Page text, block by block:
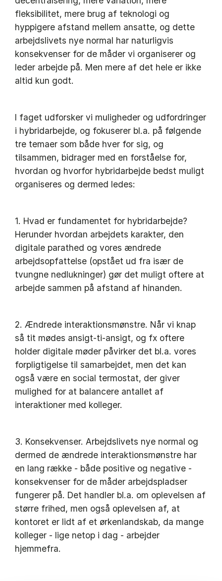
fleksibilitet, mere brug af teknologi og
hyppigere afstand mellem ansatte, og dette
arbejdslivets nye normal har naturligvis
konsekvenser for de måder vi organiserer og
leder arbejde på. Men mere af det hele er ikke
altid kun godt.
I faget udforsker vi muligheder og udfordringer
i hybridarbejde, og fokuserer bl.a. på følgende
tre temaer som både hver for sig, og
tilsammen, bidrager med en forståelse for,
hvordan og hvorfor hybridarbejde bedst muligt
organiseres og dermed ledes:
1. Hvad er fundamentet for hybridarbejde?
Herunder hvordan arbejdets karakter, den
digitale parathed og vores ændrede
arbejdsopfattelse (opstået ud fra især de
tvungne nedlukninger) gør det muligt oftere at
arbejde sammen på afstand af hinanden.
2. Ændrede interaktionsmønstre. Når vi knap
så tit mødes ansigt-ti-ansigt, og fx oftere
holder digitale møder påvirker det bl.a. vores
forpligtigelse til samarbejdet, men det kan
også være en social termostat, der giver
mulighed for at balancere antallet af
interaktioner med kolleger.
3. Konsekvenser. Arbejdslivets nye normal og
dermed de ændrede interaktionsmønstre har
en lang række - både positive og negative -
konsekvenser for de måder arbejdspladser
fungerer på. Det handler bl.a. om oplevelsen af
større frihed, men også oplevelsen af, at
kontoret er lidt af et ørkenlandskab, da mange
kolleger - lige netop i dag - arbejder
hjemmefra.